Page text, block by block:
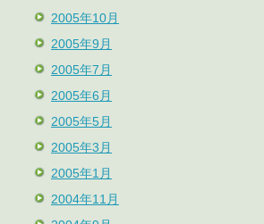
2005年10月
2005年9月
2005年7月
2005年6月
2005年5月
2005年3月
2005年1月
2004年11月